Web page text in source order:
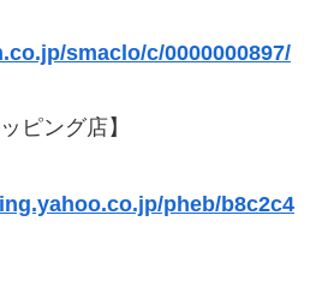
smaclo/c/0000000897/
ピング店】
pheb/b8c2c4